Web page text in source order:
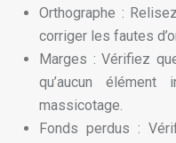
Orthographe :
corriger les fautes
Marges : Vérifiez
qu’aucun
massicotage.
Fonds perdus :